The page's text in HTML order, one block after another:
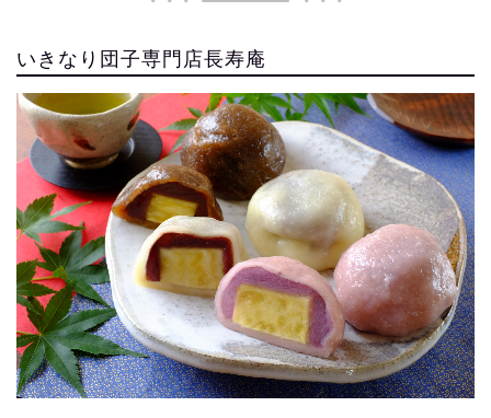
いきなり団子専門店長寿庵